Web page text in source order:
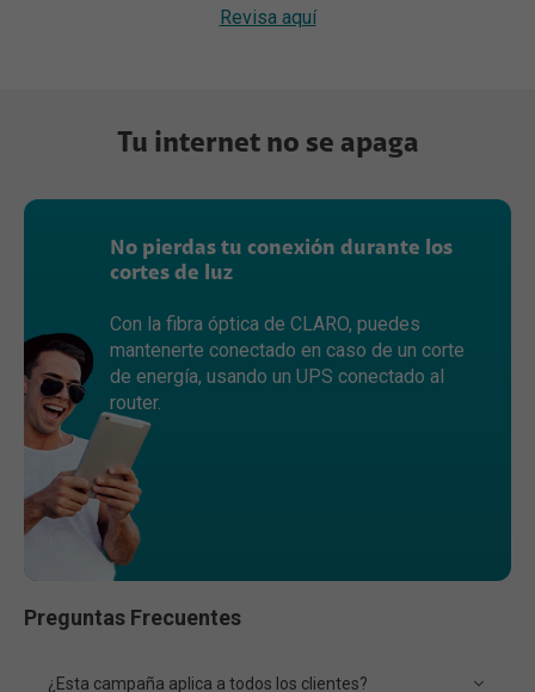
Revisa aquí
Tu internet no se apaga
No pierdas tu conexión durante los
cortes de luz
Con la fibra óptica de CLARO, puedes
mantenerte conectado en caso de un corte
de energía, usando un UPS conectado al
router.
Preguntas Frecuentes
¿Esta campaña aplica a todos los clientes?